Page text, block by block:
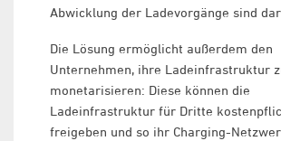
Abwicklung der Ladevorgänge sind
Die Lösung ermöglicht außerdem den
Unternehmen, ihre Ladeinfrastruktur
monetarisieren: Diese können die
Ladeinfrastruktur für Dritte
freigeben und so ihr Charging-